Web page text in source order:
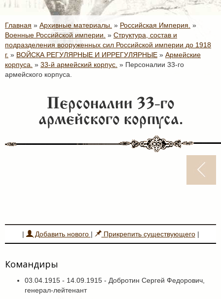
Главная » Архивные материалы. » Российская Империя. »
Военные Российской империи. » Структура, состав и
подразделения вооруженных сил Российской империи до 1918
г. » ВОЙСКА РЕГУЛЯРНЫЕ И ИРРЕГУЛЯРНЫЕ » Армейские
корпуса. » 33-й армейский корпус. » Персоналии 33-го
армейского корпуса.
Персоналии 33-го
армейского корпуса.
| Добавить нового | Прикрепить существующего|
Командиры
03.04.1915 - 14.09.1915 - Добротин Сергей Федорович,
генерал-лейтенант